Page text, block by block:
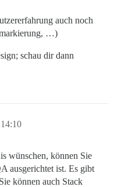
auch noch
…)
schau dir dann
wünschen, können Sie
ausgerichtet ist. Es gibt
können auch Stack